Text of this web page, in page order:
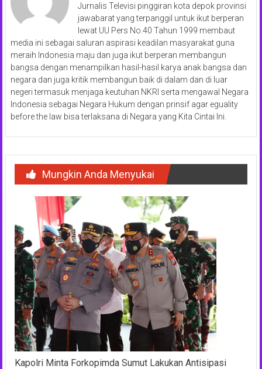
Jurnalis Televisi pinggiran kota depok provinsi
jawabarat yang terpanggil untuk ikut berperan
lewat UU Pers No.40 Tahun 1999 membaut
media ini sebagai saluran aspirasi keadilan masyarakat guna
meraih Indonesia maju dan juga ikut berperan membangun
bangsa dengan menampilkan hasil-hasil karya anak bangsa dan
negara dan juga kritik membangun baik di dalam dan di luar
negeri termasuk menjaga keutuhan NKRI serta mengawal Negara
Indonesia sebagai Negara Hukum dengan prinsif agar eguality
before the law bisa terlaksana di Negara yang Kita Cintai Ini.
Mungkin Anda Menyukai
Kapolri Minta Forkopimda Sumut Lakukan Antisipasi